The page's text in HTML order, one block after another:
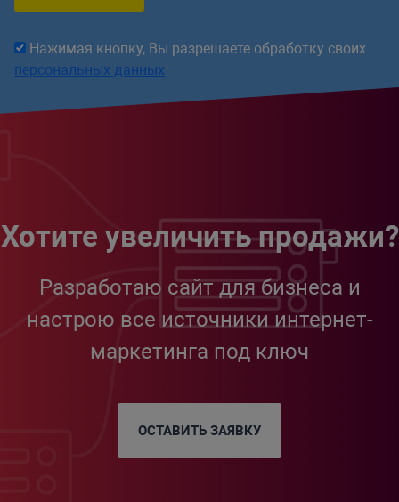
Нажимая кнопку, Вы разрешаете обработку своих
персональных данных
Хотите увеличить продажи?
Разработаю сайт для бизнеса и
настрою все источники интернет-
маркетинга под ключ
ОСТАВИТЬ ЗАЯВКУ